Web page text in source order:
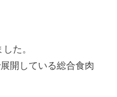
た。
開している総合食肉